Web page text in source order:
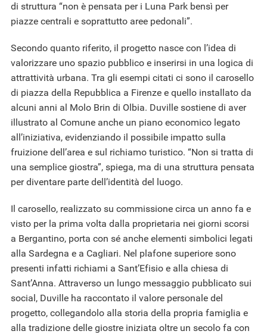
di struttura “non è pensata per i Luna Park bensì per
piazze centrali e soprattutto aree pedonali”.
Secondo quanto riferito, il progetto nasce con l’idea di
valorizzare uno spazio pubblico e inserirsi in una logica di
attrattività urbana. Tra gli esempi citati ci sono il carosello
di piazza della Repubblica a Firenze e quello installato da
alcuni anni al Molo Brin di Olbia. Duville sostiene di aver
illustrato al Comune anche un piano economico legato
all’iniziativa, evidenziando il possibile impatto sulla
fruizione dell’area e sul richiamo turistico. “Non si tratta di
una semplice giostra”, spiega, ma di una struttura pensata
per diventare parte dell’identità del luogo.
Il carosello, realizzato su commissione circa un anno fa e
visto per la prima volta dalla proprietaria nei giorni scorsi
a Bergantino, porta con sé anche elementi simbolici legati
alla Sardegna e a Cagliari. Nel plafone superiore sono
presenti infatti richiami a Sant’Efisio e alla chiesa di
Sant’Anna. Attraverso un lungo messaggio pubblicato sui
social, Duville ha raccontato il valore personale del
progetto, collegandolo alla storia della propria famiglia e
alla tradizione delle giostre iniziata oltre un secolo fa con